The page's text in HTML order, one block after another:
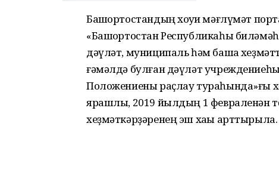
Башҡортостандың хоҡуҡи мәғлүмәт
«Башҡортостан Республикаһы
дәүләт, муниципаль һәм башҡа
ғәмәлдә булған дәүләт
Положениены раҫлау тураһында»ғы
ярашлы, 2019 йылдың 1 февраленән
хеҙмәткәрҙәренең эш хаҡы арттырыла.